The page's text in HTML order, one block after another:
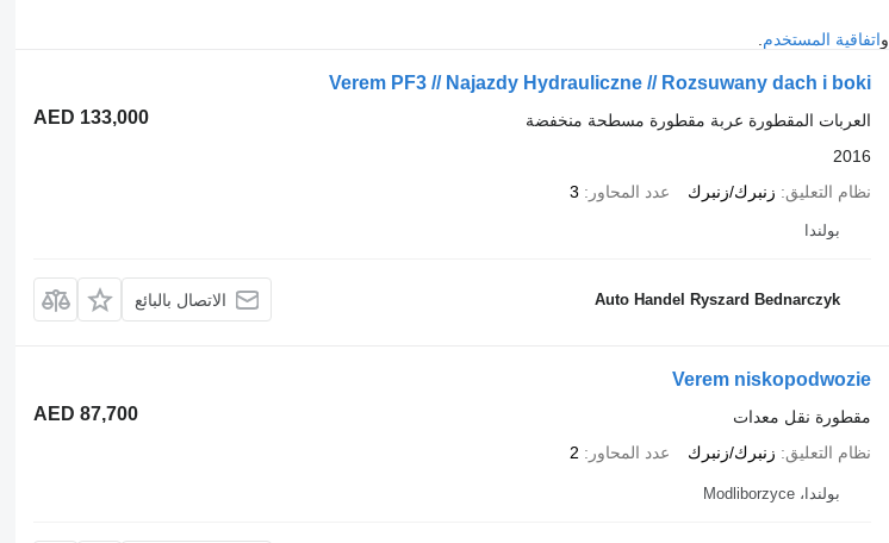
واتفاقية المستخدم
Verem PF3 // Najazdy Hydrauliczne // Rozsuwany dach i boki
AED 133,000
العربات المقطورة عربة مقطورة مسطحة منخفضة
2016
نظام التعليق
زنبرك/زنبرك عدد المحاور 3
بولندا
Auto Handel Ryszard Bednarczyk الاتصال بالبائع
Verem niskopodwozie
AED 87,700
مقطورة نقل معدات
نظام التعليق
زنبرك/زنبرك عدد المحاور 2
بولندا، Modliborzyce